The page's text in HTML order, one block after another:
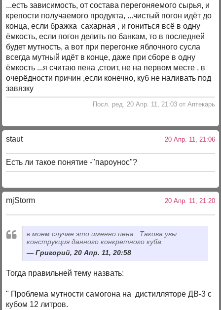
...есть зависимость, от состава перегоняемого сырья, и
крепости получаемого продукта, ...чистый погон идёт до
конца, если бражка сахарная , и гониться всё в одну
ёмкость, если погон делить по банкам, то в последней
будет мутность, а вот при перегонке яблочного сусла
всегда мутный идёт в конце, даже при сборе в одну
ёмкость ...я считаю пена ,стоит, не на первом месте , в
очерёдности причин ,если конечно, куб не наливать под
завязку
Посл. ред. 20 Апр. 11, 21:03 от Аптекарь
staut 20 Апр. 11, 21:06
Есть ли такое понятие -"пароунос"?
mjStоrm 20 Апр. 11, 21:20
в моем случае это именно пена. Такова увы
конструкция данного конкретного куба.
Григорий, 20 Апр. 11, 20:58
Тогда правильней тему назвать:
" Проблема мутности самогона на дистилляторе ДВ-3 с
кубом 12 литров.